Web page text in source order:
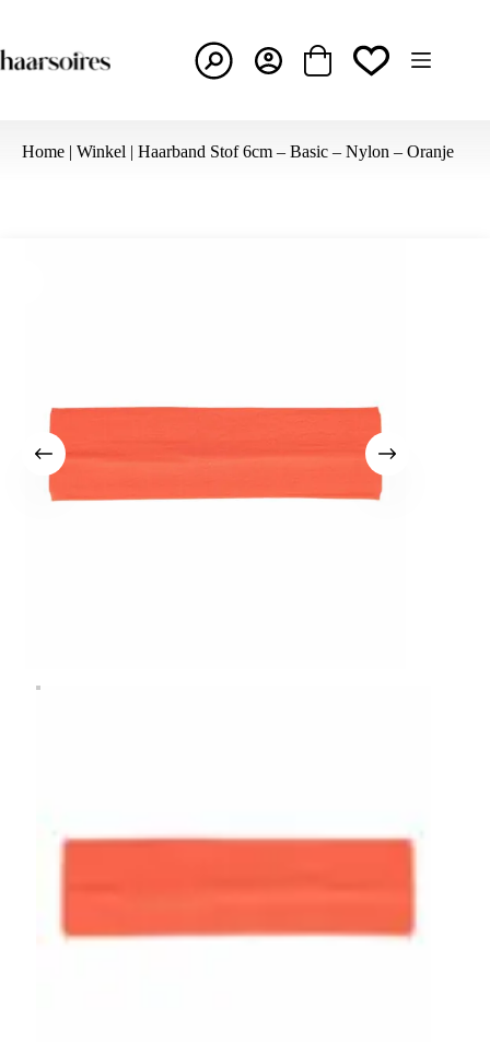
de
inhoud
Winkelwagen
Home | Winkel | Haarband Stof 6cm – Basic – Nylon – Oranje